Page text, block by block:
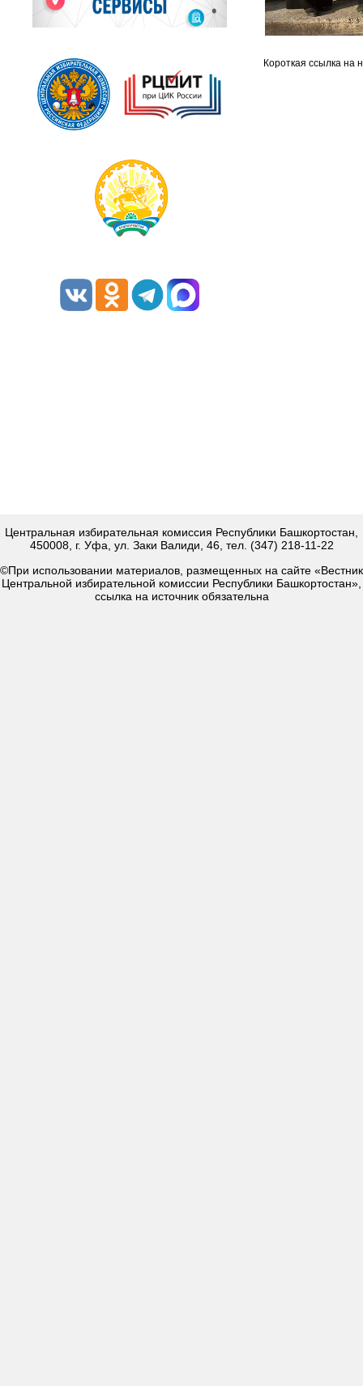
Короткая ссылка на
Центральная избирательная комиссия Республики Башкортостан,
450008, г. Уфа, ул. Заки Валиди, 46, тел. (347) 218-11-22
©При использовании материалов, размещенных на сайте «Вестник
Центральной избирательной комиссии Республики Башкортостан»,
ссылка на источник обязательна